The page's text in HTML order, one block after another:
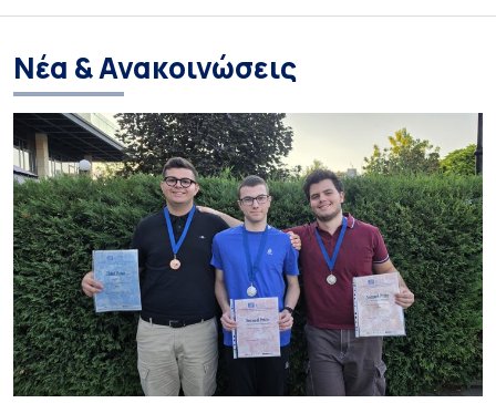
Νέα & Ανακοινώσεις